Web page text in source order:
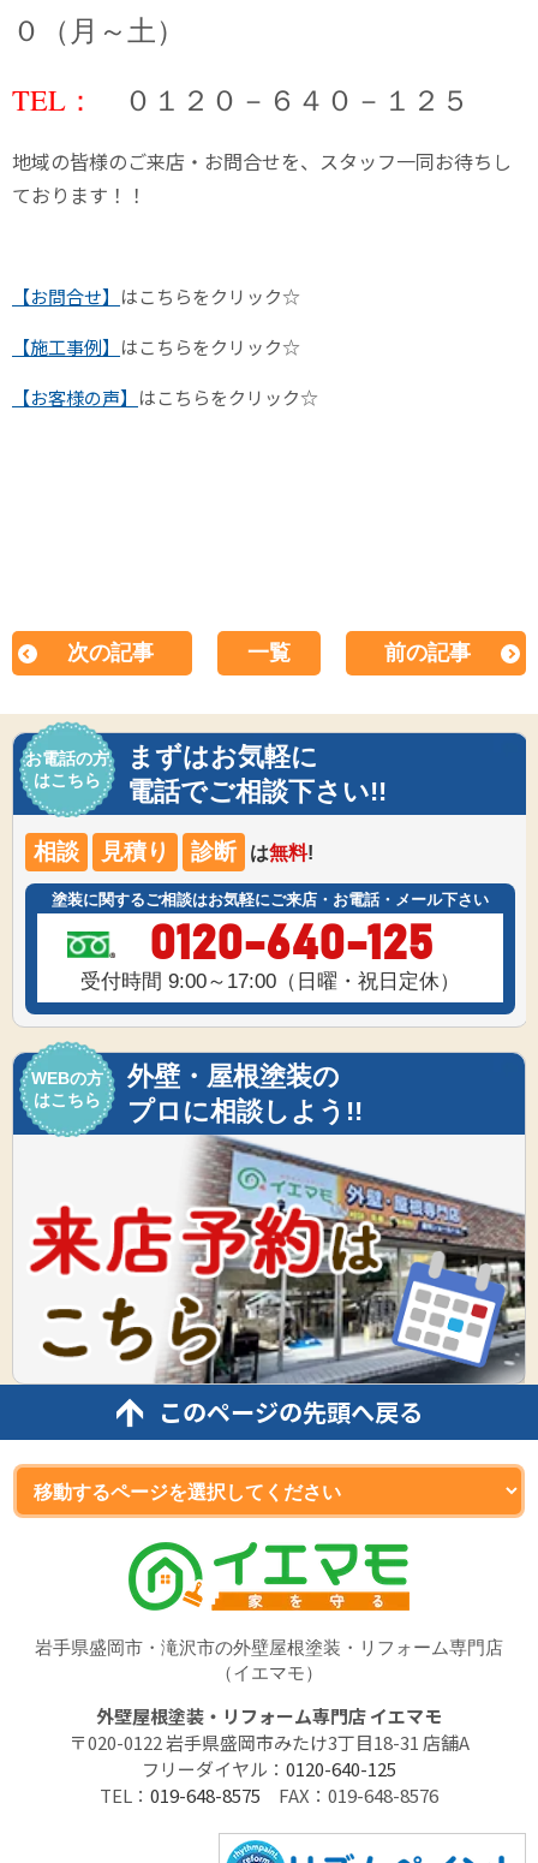
０（月～土）
TEL：
０１２０－６４０－１２５
地域の皆様のご来店・お問合せを、スタッフ一同お待ちし
ております！！
【お問合せ】 はこちらをクリック☆
【施工事例】 はこちらをクリック☆
【お客様の声】 はこちらをクリック☆
次の記事 一覧 前の記事
お電話の方
はこちら
まずはお気軽に
電話でご相談下さい!!
相談 見積り 診断 は無料!
塗装に関するご相談はお気軽にご来店・お電話・メール下さい
0120-640-125
受付時間 9:00～17:00（日曜・祝日定休）
WEBの方
はこちら
外壁・屋根塗装の
プロに相談しよう!!
このページの先頭へ戻る
岩手県盛岡市・滝沢市の外壁屋根塗装・リフォーム専門店
（イエマモ）
外壁屋根塗装・リフォーム専門店 イエマモ
〒020-0122 岩手県盛岡市みたけ3丁目18-31 店舗A
フリーダイヤル： 0120-640-125
TEL： 019-648-8575 FAX：019-648-8576